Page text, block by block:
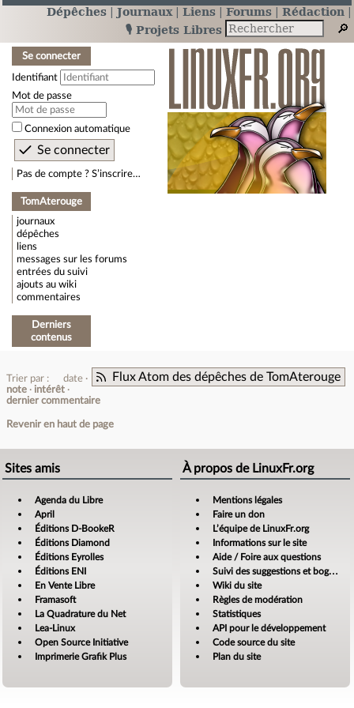
Dépêches Journaux Liens Forums
Rédaction
🎙️ Projets Libres
Se connecter
Identifiant
Mot de passe
Connexion automatique
Pas de compte ? S’inscrire…
TomAterouge
journaux
dépêches
liens
messages sur les forums
entrées du suivi
ajouts au wiki
commentaires
Derniers
contenus
Flux Atom des dépêches de TomAterouge
Trier par :
date
note
intérêt
dernier commentaire
Revenir en haut de page
Sites amis
Agenda du Libre
April
Éditions D-BookeR
Éditions Diamond
Éditions Eyrolles
Éditions ENI
En Vente Libre
Framasoft
La Quadrature du Net
Lea-Linux
Open Source Initiative
Imprimerie Grafik Plus
À propos de LinuxFr.org
Mentions légales
Faire un don
L’équipe de LinuxFr.org
Informations sur le site
Aide / Foire aux questions
Suivi des suggestions et bogues
Wiki du site
Règles de modération
Statistiques
API pour le développement
Code source du site
Plan du site